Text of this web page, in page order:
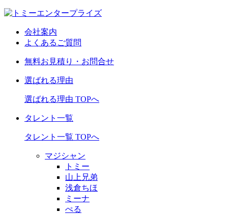
会社案内
よくあるご質問
無料お見積り・お問合せ
選ばれる理由
選ばれる理由 TOPへ
タレント一覧
タレント一覧 TOPへ
マジシャン
トミー
山上兄弟
浅倉ちほ
ミーナ
ぺる